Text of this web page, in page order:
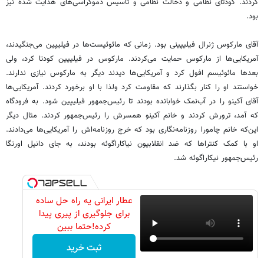
کردند. کودتای نظامی و دخالت نظامی و تأسیس دموکراسی‌های هدایت شده نیز
بود.
آقای مارکوس ژنرال فیلیپینی بود. زمانی که مائوئیست‌ها در فیلیپین می‌جنگیدند،
آمریکایی‌ها از مارکوس حمایت می‌کردند. مارکوس در فیلیپین کودتا کرد، ولی
بعدها مائوئیسم افول کرد و آمریکایی‌ها دیدند دیگر به مارکوس نیازی ندارند.
خواستند او را کنار بگذارند که مقاومت کرد ولذا با او برخورد کردند. آمریکایی‌ها
آقای آکینو را در آب‌نمک خوابانده بودند تا رئیس‌جمهور فیلیپین شود. به فرودگاه
که آمد، ترورش کردند و خانم آکینو همسرش را رئیس‌جمهور کردند. مثال دیگر
این‌که خانم چامورا روزنامه‌نگاری بود که خرج روزنامه‌اش را آمریکایی‌ها می‌دادند.
او با کمک کنتراها که ضد انقلابیون نیاکاراگوئه بودند، به جای دانیل اورتگا
رئیس‌جمهور نیکاراگوئه شد.
عطار ایرانی یه راه حل ساده
برای جلوگیری از پیری پیدا
کرده!حتما ببین
ثبت خرید